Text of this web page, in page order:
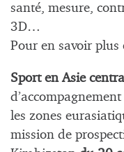
santé, mesure,
3D…
Pour en savoir plus
Sport en Asie
les zones
mission de